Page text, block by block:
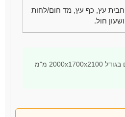
חבית עץ, כף עץ, מד חום/לחות
ושעון חול.
* המחיר מתייחס לדגם בגודל 2000x1700x2100 מ"מ